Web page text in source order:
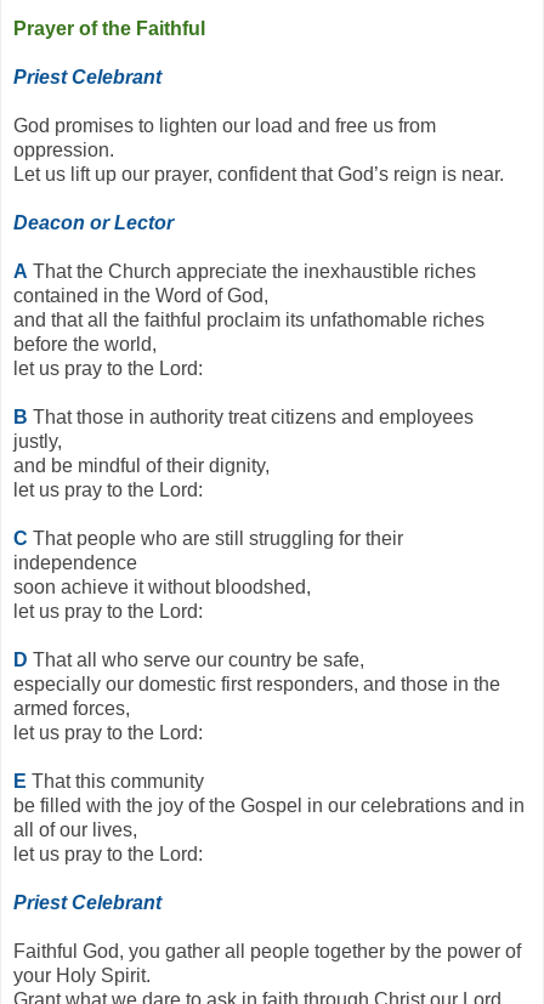
Prayer of the Faithful
Priest Celebrant
God promises to lighten our load and free us from
oppression.
Let us lift up our prayer, confident that God’s reign is near.
Deacon or Lector
A That the Church appreciate the inexhaustible riches
contained in the Word of God,
and that all the faithful proclaim its unfathomable riches
before the world,
let us pray to the Lord:
B That those in authority treat citizens and employees
justly,
and be mindful of their dignity,
let us pray to the Lord:
C That people who are still struggling for their
independence
soon achieve it without bloodshed,
let us pray to the Lord:
D That all who serve our country be safe,
especially our domestic first responders, and those in the
armed forces,
let us pray to the Lord:
E That this community
be filled with the joy of the Gospel in our celebrations and in
all of our lives,
let us pray to the Lord:
Priest Celebrant
Faithful God, you gather all people together by the power of
your Holy Spirit.